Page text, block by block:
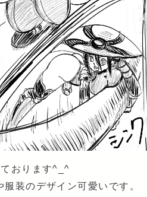
おります^_^
装のデザイン可愛いです。